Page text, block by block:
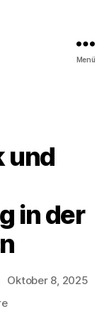
Menü
und
in der
Oktober 8, 2025
zu